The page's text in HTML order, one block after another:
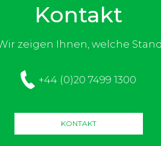
Kontakt
zeigen Ihnen, welche
+44 (0)20 7499 1300
KONTAKT